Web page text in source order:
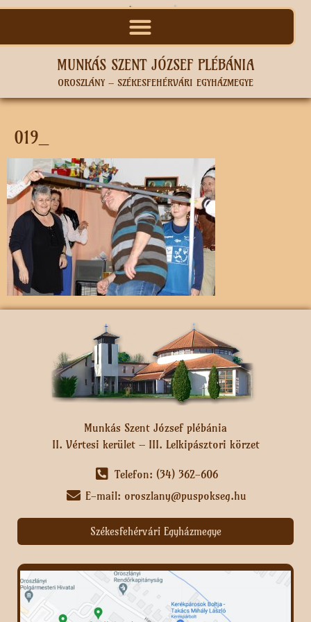
MUNKÁS SZENT JÓZSEF PLÉBÁNIA
OROSZLÁNY – SZÉKESFEHÉRVÁRI EGYHÁZMEGYE
019_
Munkás Szent József plébánia
II. Vértesi kerület – III. Lelkipásztori körzet
Telefon: (34) 362-606
E-mail: oroszlany@puspokseg.hu
Székesfehérvári Egyházmegye